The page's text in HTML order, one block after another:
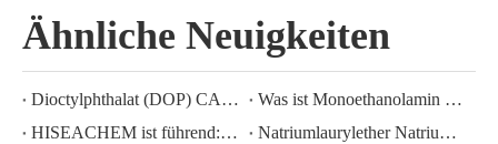
Ähnliche Neuigkeiten
Dioctylphthalat (DOP) CAS-NR.:117-81-7
Was ist Monoethanolamin (MEA)?
HISEACHEM ist führend: Jüngste Erfolge beim Export von Essigsäure, Oxalsäure, Schwefelsäure, Salpetersäure, Natronlauge, Flüssigalkali und Natriummetabisulfit aus China
Natriumlaurylether Natriumlaurylethersulfat (sles70 %/aes 70 %) CAS-NR.: 68585-34-2sles70 %/aes 70 %) CAS-NR.: 68585-34-2